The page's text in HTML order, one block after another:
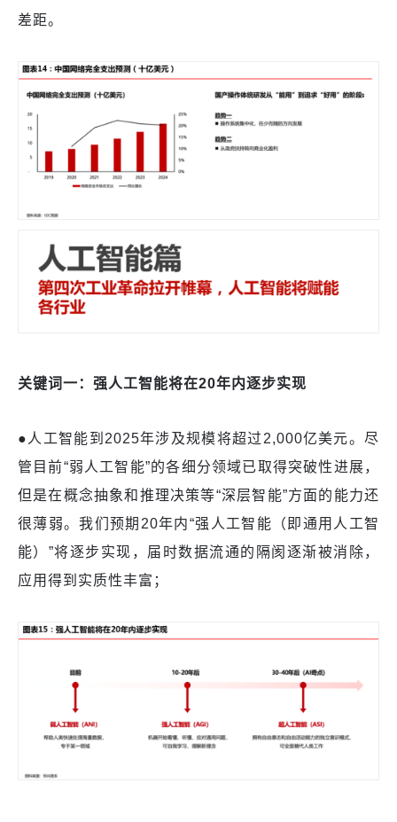
差距。
关键词一：强人工智能将在20年内逐步实现
● 人工智能到 2025年涉及规模将超过2,000亿美元。尽
管目前“弱人工智能”的各细分领域已取得突破性进展，
但是在概念抽象和推理决策等“深层智能”方面的能力还
很薄弱。我们预期20年内“强人工智能（即通用人工智
能）”将逐步实现，届时数据流通的隔阂逐渐被消除，
应用得到实质性丰富；